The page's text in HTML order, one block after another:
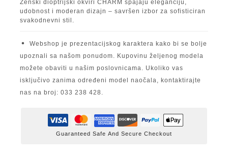
Ženski dioptrijski okviri CHARM spajaju eleganciju,
udobnost i moderan dizajn – savršen izbor za sofisticiran
svakodnevni stil.
Webshop je prezentacijskog karaktera kako bi se bolje
upoznali sa našom ponudom. Kupovinu željenog modela
možete obaviti u našim poslovnicama. Ukoliko vas
isključivo zanima određeni model naočala, kontaktirajte
nas na broj: 033 238 428.
Guaranteed Safe And Secure Checkout